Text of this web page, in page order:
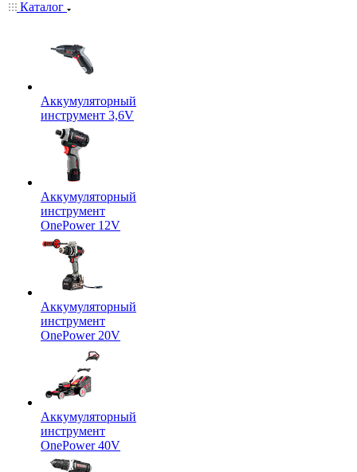
Каталог
Аккумуляторный
инструмент 3,6V
Аккумуляторный
инструмент
OnePower 12V
Аккумуляторный
инструмент
OnePower 20V
Аккумуляторный
инструмент
OnePower 40V